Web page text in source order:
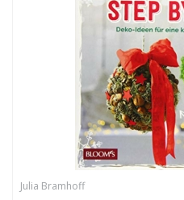
Julia Bramhoff